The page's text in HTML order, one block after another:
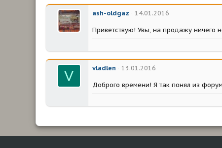
ash-oldgaz
14.01.2016
Приветствую! Увы, на продажу ничего
V vladlen
13.01.2016
Доброго времени! Я так понял из